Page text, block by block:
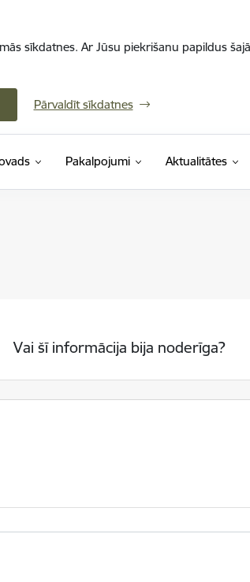
sīkdatnes. Ar Jūsu piekrišanu papildus
Pārvaldīt sīkdatnes
Pakalpojumi Aktualitātes
Vai šī informācija bija noderīga?